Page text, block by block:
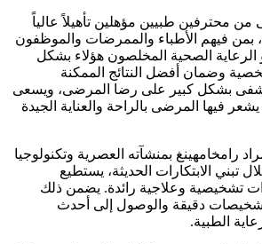
محترفين طبيين مؤهلين تأهيلاً عالياً
بمن فيهم الأطباء والممرضات والموظفون
الرعاية الصحية المخلصون هؤلاء بشكل
وضمان أفضل النتائج الممكنة
بشكل كبير على رضا المرضى، ويسعى
يشعر فيها المرضى بالراحة والعناية الجيدة
رامخامهينغ بمنشآته العصرية وتكنولوجيا
تبني الابتكارات الحديثة، يستطيع
تشخيصية وعلاجية رائدة. يضمن ذلك
دقيقة والوصول إلى أحدث
الطبية.